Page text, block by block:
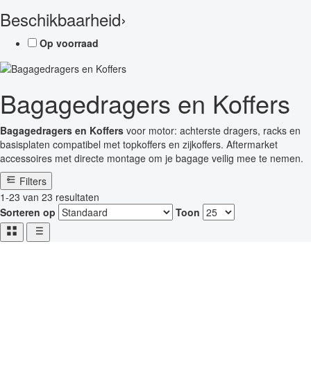
Beschikbaarheid›
Op voorraad
Bagagedragers en Koffers
Bagagedragers en Koffers voor motor: achterste dragers, racks en
basisplaten compatibel met topkoffers en zijkoffers. Aftermarket
accessoires met directe montage om je bagage veilig mee te nemen.
Filters
1-23 van 23 resultaten
Sorteren op
Toon